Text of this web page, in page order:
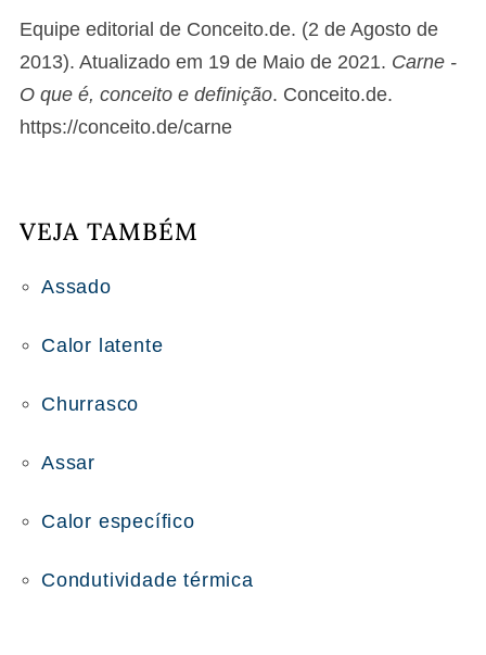
Equipe editorial de Conceito.de. (2 de Agosto de
2013). Atualizado em 19 de Maio de 2021. Carne -
O que é, conceito e definição. Conceito.de.
https://conceito.de/carne
VEJA TAMBÉM
Assado
Calor latente
Churrasco
Assar
Calor específico
Condutividade térmica